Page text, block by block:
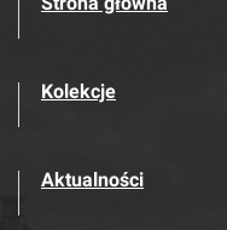
Kolekcje
Aktualności